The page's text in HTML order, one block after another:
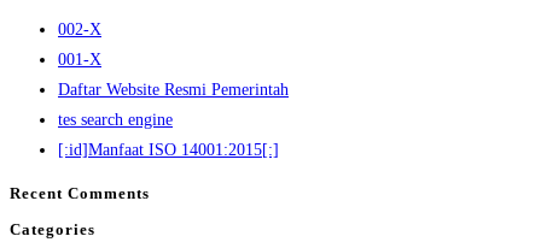
002-X
001-X
Daftar Website Resmi Pemerintah
tes search engine
[:id]Manfaat ISO 14001:2015[:]
Recent Comments
Categories